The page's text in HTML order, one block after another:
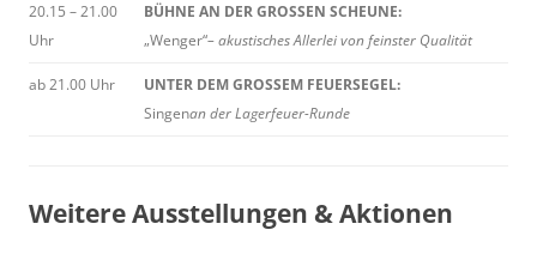
20.15 – 21.00
Uhr
BÜHNE AN DER GROSSEN SCHEUNE:
„Wenger“– akustisches Allerlei von feinster Qualität
ab 21.00 Uhr
UNTER DEM GROSSEM FEUERSEGEL:
Singenan der Lagerfeuer-Runde
Weitere Ausstellungen & Aktionen